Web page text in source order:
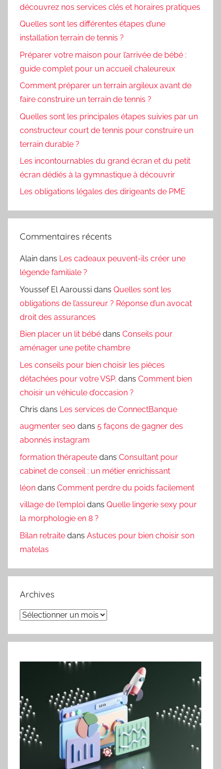
découvrez nos services clés et horaires pratiques
Quelles sont les différentes étapes d’une
installation terrain de tennis ?
Préparer votre maison pour l’arrivée de bébé :
guide complet pour un accueil chaleureux
Comment préparer un terrain argileux avant de
faire construire un terrain de tennis ?
Quelles sont les principales étapes suivies par un
constructeur court de tennis pour construire un
terrain durable ?
Les incontournables du grand écran et du petit
écran dédiés à la gymnastique à découvrir
Les obligations légales des dirigeants de PME
Commentaires récents
Alain dans Les cadeaux peuvent-ils créer une
légende familiale ?
Youssef El Aaroussi dans Quelles sont les
obligations de l’assureur ? Réponse d’un avocat
droit des assurances
Bien placer un lit bébé dans Conseils pour
aménager une petite chambre
Les conseils pour bien choisir les pièces
détachées pour votre VSP. dans Comment bien
choisir un véhicule d’occasion ?
Chris dans Les services de ConnectBanque
augmenter seo dans 5 façons de gagner des
abonnés instagram
formation thérapeute dans Consultant pour
cabinet de conseil : un métier enrichissant
léon dans Comment perdre du poids facilement
village de l'emploi dans Quelle lingerie sexy pour
la morphologie en 8 ?
Bilan retraite dans Astuces pour bien choisir son
matelas
Archives
Archives